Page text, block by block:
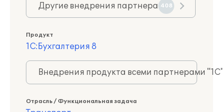
Другие внедрения партнера 408
Продукт
1С:Бухгалтерия 8
Внедрения продукта всеми партнерами
Отрасль / Функциональная задача